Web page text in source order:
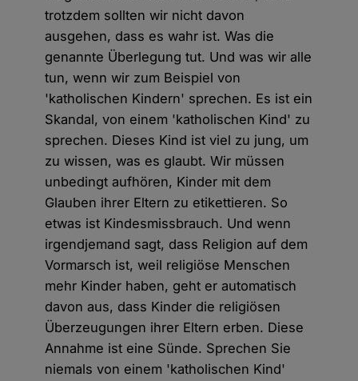
trotzdem sollten wir nicht davon
ausgehen, dass es wahr ist. Was die
genannte Überlegung tut. Und was wir alle
tun, wenn wir zum Beispiel von
'katholischen Kindern' sprechen. Es ist ein
Skandal, von einem 'katholischen Kind' zu
sprechen. Dieses Kind ist viel zu jung, um
zu wissen, was es glaubt. Wir müssen
unbedingt aufhören, Kinder mit dem
Glauben ihrer Eltern zu etikettieren. So
etwas ist Kindesmissbrauch. Und wenn
irgendjemand sagt, dass Religion auf dem
Vormarsch ist, weil religiöse Menschen
mehr Kinder haben, geht er automatisch
davon aus, dass Kinder die religiösen
Überzeugungen ihrer Eltern erben. Diese
Annahme ist eine Sünde. Sprechen Sie
niemals von einem 'katholischen Kind'